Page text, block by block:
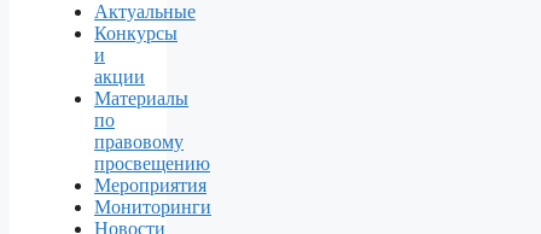
Актуальные
Конкурсы
и
акции
Материалы
по
правовому
просвещению
Мероприятия
Мониторинги
Новости